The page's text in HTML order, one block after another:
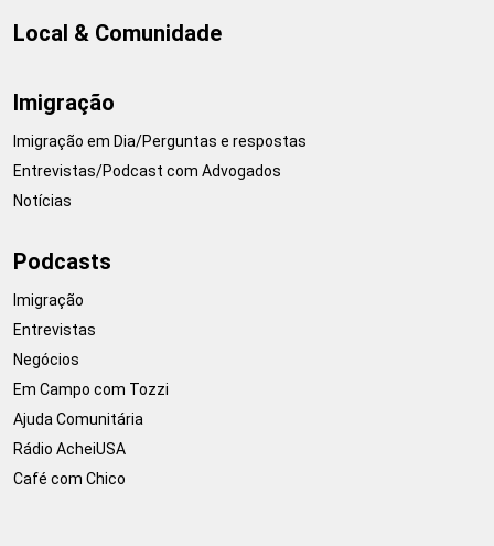
Local & Comunidade
Imigração
Imigração em Dia/Perguntas e respostas
Entrevistas/Podcast com Advogados
Notícias
Podcasts
Imigração
Entrevistas
Negócios
Em Campo com Tozzi
Ajuda Comunitária
Rádio AcheiUSA
Café com Chico